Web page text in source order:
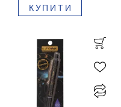
КУПИТИ